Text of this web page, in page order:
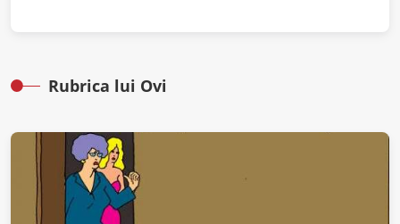
Rubrica lui Ovi